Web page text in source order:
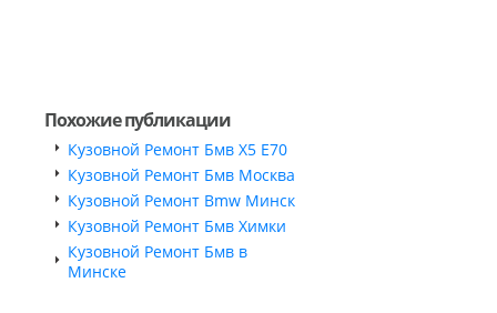
Похожие публикации
Кузовной Ремонт Бмв Х5 Е70
Кузовной Ремонт Бмв Москва
Кузовной Ремонт Bmw Минск
Кузовной Ремонт Бмв Химки
Кузовной Ремонт Бмв в
Минске